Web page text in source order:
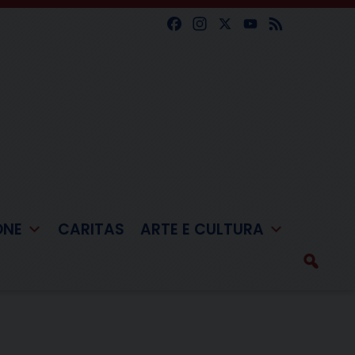
Facebook
Instagram
X YouTube
Feed
CARITAS ARTE E CULTURA